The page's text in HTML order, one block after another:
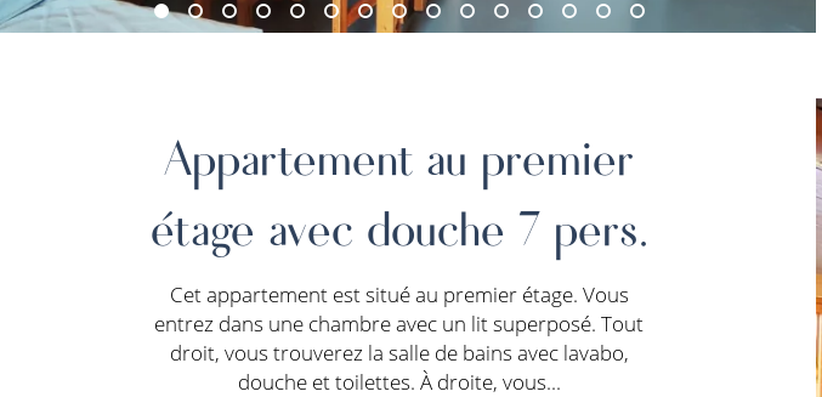
Appartement au premier
étage avec douche 7 pers.
Cet appartement est situé au premier étage. Vous
entrez dans une chambre avec un lit superposé. Tout
droit, vous trouverez la salle de bains avec lavabo,
douche et toilettes. À droite, vous...